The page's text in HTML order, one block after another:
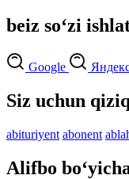
beiz so‘zi
Google
Siz uchun
abituriyent abonent
Alifbo